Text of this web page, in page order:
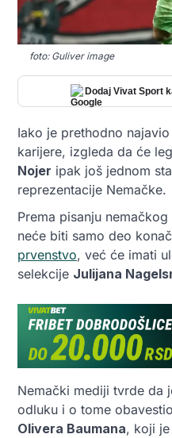
foto: Guliver image
Dodaj Vivat Sport
Iako je prethodno
karijere, izgleda da će
Nojer ipak još jednom
reprezentacije Nemačke.
Prema pisanju
neće biti samo deo
prvenstvo, već će imati
selekcije Julijana
Nemački mediji tvrde da
odluku i o tome
Olivera Baumana, koji